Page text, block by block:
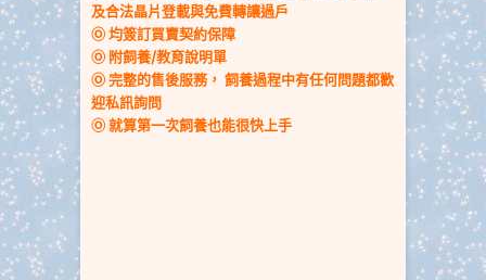
及合法晶片登載與免費轉讓過戶
Ⓞ 均簽訂買賣契約保障
Ⓞ 附飼養/教育說明單
Ⓞ 完整的售後服務， 飼養過程中有任何問題都歡
迎私訊詢問
Ⓞ 就算第一次飼養也能很快上手